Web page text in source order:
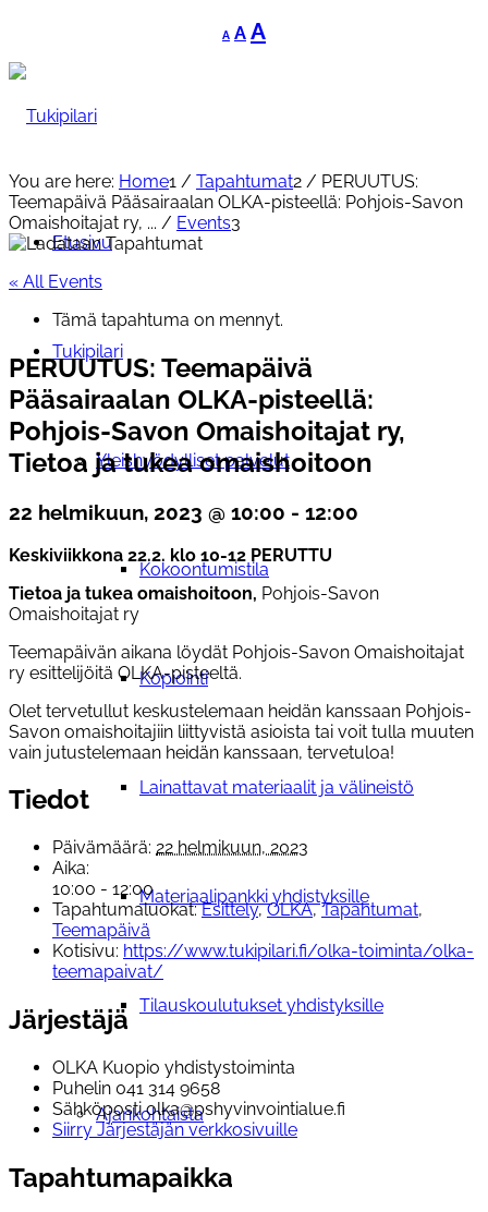
A
Decrease
font
A Reset
font
AIncrease
Etusivu
Tukipilari
Yleishyödylliset palvelut
Kokoontumistila
Kopiointi
Lainattavat materiaalit ja välineistö
Materiaalipankki yhdistyksille
Tilauskoulutukset yhdistyksille
Ajankohtaista
You are here: Home1 / Tapahtumat2 / PERUUTUS:
Teemapäivä Pääsairaalan OLKA-pisteellä: Pohjois-Savon
Omaishoitajat ry, ... / Events3
« All Events
Tämä tapahtuma on mennyt.
PERUUTUS: Teemapäivä
Pääsairaalan OLKA-pisteellä:
Pohjois-Savon Omaishoitajat ry,
Tietoa ja tukea omaishoitoon
22 helmikuun, 2023 @ 10:00 - 12:00
Keskiviikkona 22.2. klo 10-12 PERUTTU
Tietoa ja tukea omaishoitoon, Pohjois-Savon
Omaishoitajat ry
Teemapäivän aikana löydät Pohjois-Savon Omaishoitajat
ry esittelijöitä OLKA-pisteeltä.
Olet tervetullut keskustelemaan heidän kanssaan Pohjois-
Savon omaishoitajiin liittyvistä asioista tai voit tulla muuten
vain jutustelemaan heidän kanssaan, tervetuloa!
Tiedot
Päivämäärä: 22 helmikuun, 2023
Aika:
10:00 - 12:00
Tapahtumaluokat: Esittely,OLKA,Tapahtumat,
Teemapäivä
Kotisivu: https://www.tukipilari.fi/olka-toiminta/olka-
teemapaivat/
Järjestäjä
OLKA Kuopio yhdistystoiminta
Puhelin 041 314 9658
Sähköpostiolka@pshyvinvointialue.fi
Siirry Järjestäjän verkkosivuille
Tapahtumapaikka